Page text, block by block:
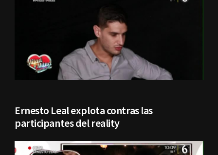
Ernesto Leal explota contras las
participantes del reality